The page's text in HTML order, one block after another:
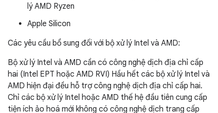
lý AMD Ryzen
Apple Silicon
Các yêu cầu bổ sung đối với bộ xử lý Intel và AMD:
Bộ xử lý Intel và AMD cần có công nghệ dịch địa chỉ cấp
hai (Intel EPT hoặc AMD RVI) Hầu hết các bộ xử lý Intel và
AMD hiện đại đều hỗ trợ công nghệ dịch địa chỉ cấp hai.
Chỉ các bộ xử lý Intel hoặc AMD thế hệ đầu tiên cung cấp
tiện ích ảo hoá mới không có công nghệ dịch trang cấp